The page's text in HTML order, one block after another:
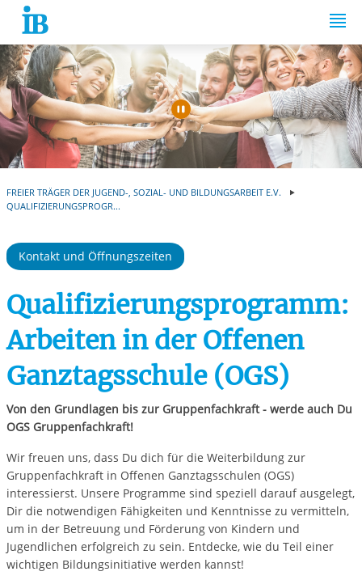
Springe zum Inhalt
Automatische
FREIER TRÄGER DER JUGEND-, SOZIAL- UND BILDUNGSARBEIT E.V.
QUALIFIZIERUNGSPROGR...
Kontakt und Öffnungszeiten
Qualifizierungsprogramm:
Arbeiten in der Offenen
Ganztagsschule (OGS)
Von den Grundlagen bis zur Gruppenfachkraft - werde auch Du
OGS Gruppenfachkraft!
Wir freuen uns, dass Du dich für die Weiterbildung zur
Gruppenfachkraft in Offenen Ganztagsschulen (OGS)
interessierst. Unsere Programme sind speziell darauf ausgelegt,
Dir die notwendigen Fähigkeiten und Kenntnisse zu vermitteln,
um in der Betreuung und Förderung von Kindern und
Jugendlichen erfolgreich zu sein. Entdecke, wie du Teil einer
wichtigen Bildungsinitiative werden kannst!